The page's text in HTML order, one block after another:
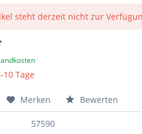
steht derzeit nicht zur
Tage
Merken Bewerten
57590